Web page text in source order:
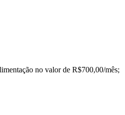
no valor de R$700,00/mês;